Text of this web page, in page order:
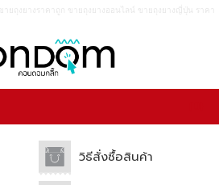
ยถุงยางราคาถูก ขายถุงยางออนไลน์ ขายถุงยางญี่ปุ่น ราคา
วิธีสั่งซื้อสินค้า